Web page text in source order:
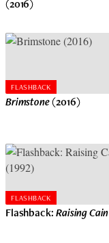
(2016)
FLASHBACK
Brimstone(2016)
FLASHBACK
Flashback: Raising Cain